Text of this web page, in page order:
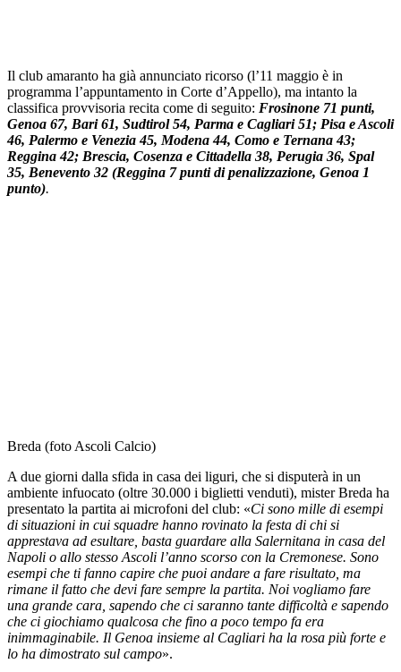
Il club amaranto ha già annunciato ricorso (l’11 maggio è in
programma l’appuntamento in Corte d’Appello), ma intanto la
classifica provvisoria recita come di seguito: Frosinone 71 punti,
Genoa 67, Bari 61, Sudtirol 54, Parma e Cagliari 51; Pisa e Ascoli
46, Palermo e Venezia 45, Modena 44, Como e Ternana 43;
Reggina 42; Brescia, Cosenza e Cittadella 38, Perugia 36, Spal
35, Benevento 32 (Reggina 7 punti di penalizzazione, Genoa 1
punto).
Breda (foto Ascoli Calcio)
A due giorni dalla sfida in casa dei liguri, che si disputerà in un
ambiente infuocato (oltre 30.000 i biglietti venduti), mister Breda ha
presentato la partita ai microfoni del club: «Ci sono mille di esempi
di situazioni in cui squadre hanno rovinato la festa di chi si
apprestava ad esultare, basta guardare alla Salernitana in casa del
Napoli o allo stesso Ascoli l’anno scorso con la Cremonese. Sono
esempi che ti fanno capire che puoi andare a fare risultato, ma
rimane il fatto che devi fare sempre la partita. Noi vogliamo fare
una grande cara, sapendo che ci saranno tante difficoltà e sapendo
che ci giochiamo qualcosa che fino a poco tempo fa era
inimmaginabile. Il Genoa insieme al Cagliari ha la rosa più forte e
lo ha dimostrato sul campo».